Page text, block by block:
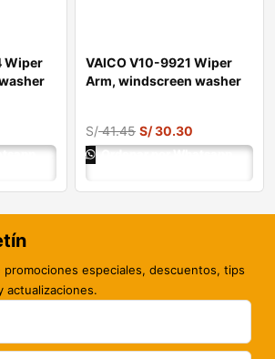
Wiper
VAICO V10-9921 Wiper
Arm, windscreen washer
S/41.45 S/30.30
Ordenar por Whatsapp
promociones especiales, descuentos, tips
actualizaciones.